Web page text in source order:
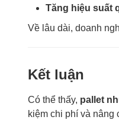
Tăng hiệu suất
Về lâu dài, doanh
Kết luận
Có thể thấy, pallet
kiệm chi phí và